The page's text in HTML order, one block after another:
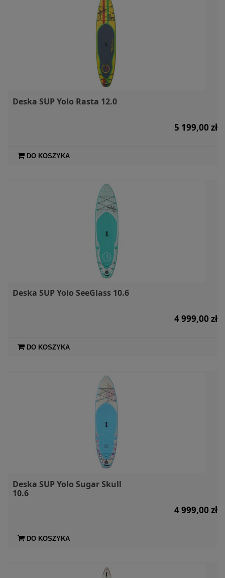
Deska SUP Yolo Rasta 12.0
5 199,00 zł
DO KOSZYKA
Deska SUP Yolo SeeGlass 10.6
4 999,00 zł
DO KOSZYKA
Deska SUP Yolo Sugar Skull
10.6
4 999,00 zł
DO KOSZYKA